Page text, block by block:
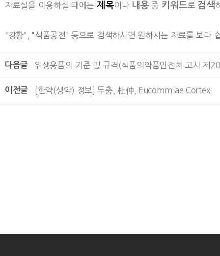
자료실을 이용하실 때에는 제목이나 내용 중 키워드로 검색
"강황", "식품공전" 등으로 검색하시면 원하시는 자료를 보다
다음글 위생용품의 기준 및 규격(식품의약품안전처 고시 제
이전글 [한약(생약) 정보] 두충, 杜仲, Eucommiae Cortex